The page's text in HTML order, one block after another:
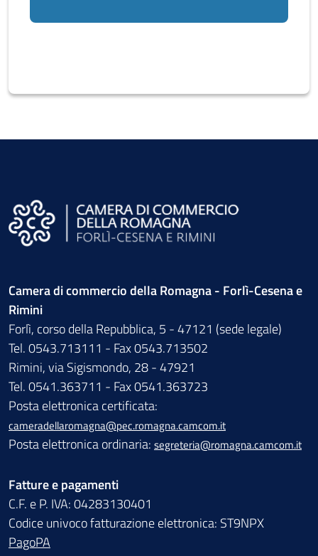
Camera di commercio della Romagna - Forlì-Cesena e
Rimini
Forlì, corso della Repubblica, 5 - 47121 (sede legale)
Tel. 0543.713111 - Fax 0543.713502
Rimini, via Sigismondo, 28 - 47921
Tel. 0541.363711 - Fax 0541.363723
Posta elettronica certificata:
cameradellaromagna@pec.romagna.camcom.it
Posta elettronica ordinaria: segreteria@romagna.camcom.it
Fatture e pagamenti
C.F. e P. IVA: 04283130401
Codice univoco fatturazione elettronica: ST9NPX
PagoPA